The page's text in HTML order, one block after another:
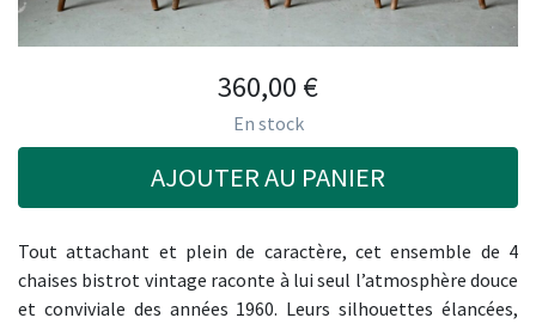
360,00 €
En stock
AJOUTER AU PANIER
Tout attachant et plein de caractère, cet ensemble de 4
chaises bistrot vintage raconte à lui seul l’atmosphère douce
et conviviale des années 1960. Leurs silhouettes élancées,